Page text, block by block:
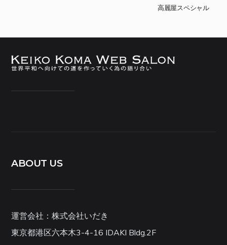
高麗屋スペシャル
ABOUT US
運営会社：株式会社いだき
東京都港区六本木3-4-16 IDAKI Bldg.2F